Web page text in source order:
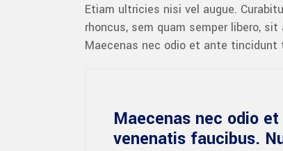
Etiam ultricies nisi vel augue.
rhoncus, sem quam semper libero,
Maecenas nec odio et ante tincidunt
Maecenas nec odio
venenatis faucibus.